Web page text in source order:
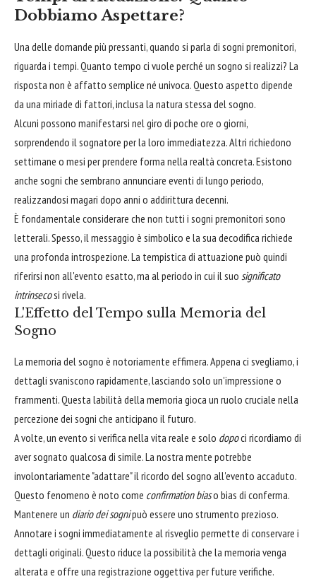
Dobbiamo Aspettare?
Una delle domande più pressanti, quando si parla di sogni premonitori,
riguarda i tempi. Quanto tempo ci vuole perché un sogno si realizzi? La
risposta non è affatto semplice né univoca. Questo aspetto dipende
da una miriade di fattori, inclusa la natura stessa del sogno.
Alcuni possono manifestarsi nel giro di poche ore o giorni,
sorprendendo il sognatore per la loro immediatezza. Altri richiedono
settimane o mesi per prendere forma nella realtà concreta. Esistono
anche sogni che sembrano annunciare eventi di lungo periodo,
realizzandosi magari dopo anni o addirittura decenni.
È fondamentale considerare che non tutti i sogni premonitori sono
letterali. Spesso, il messaggio è simbolico e la sua decodifica richiede
una profonda introspezione. La tempistica di attuazione può quindi
riferirsi non all'evento esatto, ma al periodo in cui il suo significato
intrinsecosi rivela.
L'Effetto del Tempo sulla Memoria del
Sogno
La memoria del sogno è notoriamente effimera. Appena ci svegliamo, i
dettagli svaniscono rapidamente, lasciando solo un'impressione o
frammenti. Questa labilità della memoria gioca un ruolo cruciale nella
percezione dei sogni che anticipano il futuro.
A volte, un evento si verifica nella vita reale e solo dopoci ricordiamo di
aver sognato qualcosa di simile. La nostra mente potrebbe
involontariamente "adattare" il ricordo del sogno all'evento accaduto.
Questo fenomeno è noto come confirmation biaso bias di conferma.
Mantenere un diario dei sognipuò essere uno strumento prezioso.
Annotare i sogni immediatamente al risveglio permette di conservare i
dettagli originali. Questo riduce la possibilità che la memoria venga
alterata e offre una registrazione oggettiva per future verifiche.